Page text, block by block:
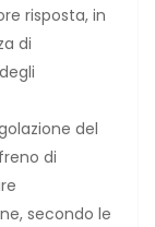
risposta, in
di
del
di
secondo le